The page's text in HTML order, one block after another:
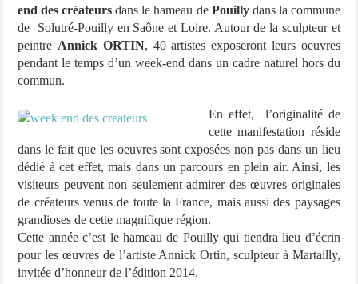
end des créateurs dans le hameau de Pouillydans la commune
de Solutré-Pouilly en Saône et Loire. Autour de la sculpteur et
peintre Annick ORTIN, 40 artistes exposeront leurs oeuvres
pendant le temps d’un week-end dans un cadre naturel hors du
commun.
En effet, l’originalité de
cette manifestation réside
dans le fait que les oeuvres sont exposées non pas dans un lieu
dédié à cet effet, mais dans un parcours en plein air. Ainsi, les
visiteurs peuvent non seulement admirer des œuvres originales
de créateurs venus de toute la France, mais aussi des paysages
grandioses de cette magnifique région.
Cette année c’est le hameau de Pouilly qui tiendra lieu d’écrin
pour les œuvres de l’artiste Annick Ortin, sculpteur à Martailly,
invitée d’honneur de l’édition 2014.